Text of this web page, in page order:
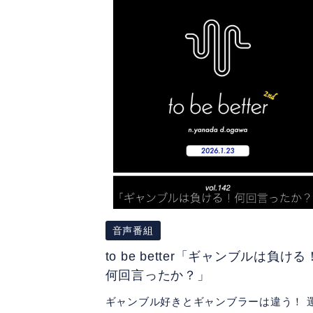
音声番組
to be better「ギャンブルは負ける
何回言ったか？」
ギャンブル好きとギャンブラーは違う！